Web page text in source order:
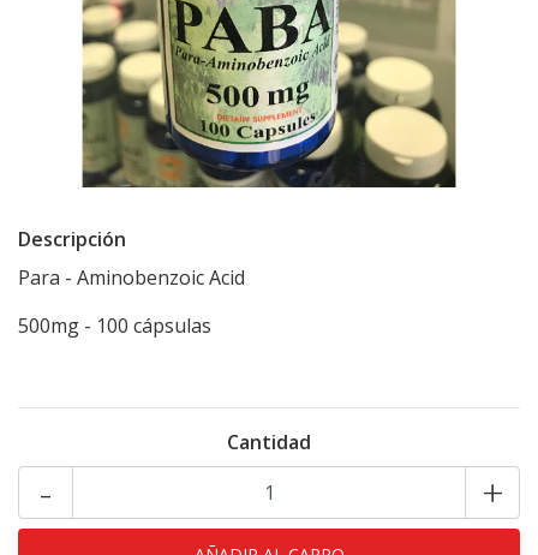
Descripción
Para - Aminobenzoic Acid
500mg - 100 cápsulas
Cantidad
- +